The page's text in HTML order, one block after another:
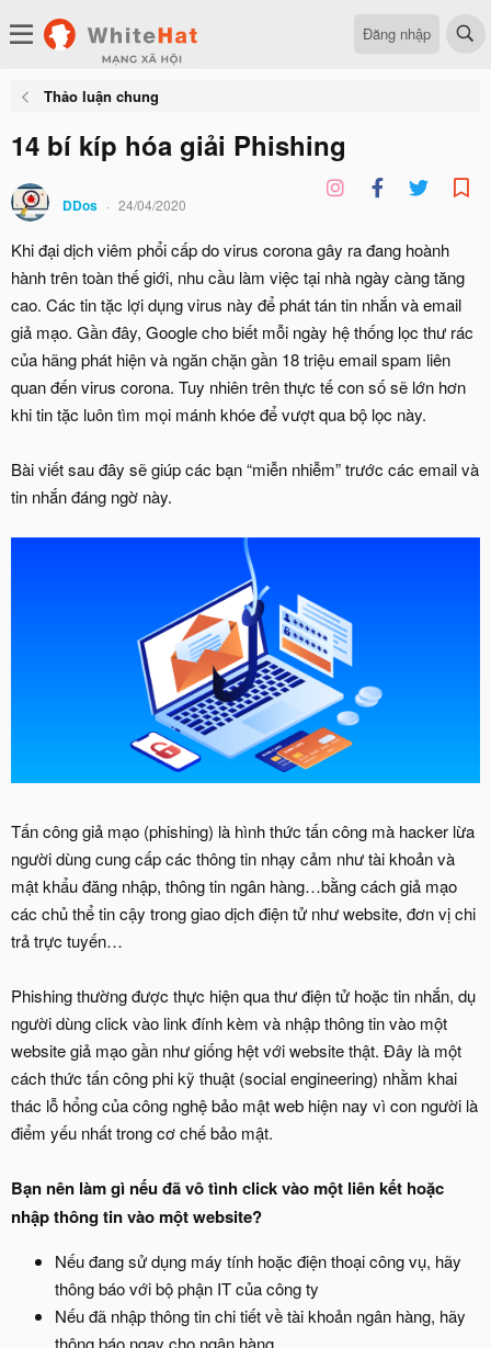
Đăng nhập
Thảo luận chung
14 bí kíp hóa giải Phishing
DDos 24/04/2020
Khi đại dịch viêm phổi cấp do virus corona gây ra đang hoành
hành trên toàn thế giới, nhu cầu làm việc tại nhà ngày càng tăng
cao. Các tin tặc lợi dụng virus này để phát tán tin nhắn và email
giả mạo. Gần đây, Google cho biết mỗi ngày hệ thống lọc thư rác
của hãng phát hiện và ngăn chặn gần 18 triệu email spam liên
quan đến virus corona. Tuy nhiên trên thực tế con số sẽ lớn hơn
khi tin tặc luôn tìm mọi mánh khóe để vượt qua bộ lọc này.
Bài viết sau đây sẽ giúp các bạn “miễn nhiễm” trước các email và
tin nhắn đáng ngờ này.
Tấn công giả mạo (phishing) là hình thức tấn công mà hacker lừa
người dùng cung cấp các thông tin nhạy cảm như tài khoản và
mật khẩu đăng nhập, thông tin ngân hàng…bằng cách giả mạo
các chủ thể tin cậy trong giao dịch điện tử như website, đơn vị chi
trả trực tuyến…
Phishing thường được thực hiện qua thư điện tử hoặc tin nhắn, dụ
người dùng click vào link đính kèm và nhập thông tin vào một
website giả mạo gần như giống hệt với website thật. Đây là một
cách thức tấn công phi kỹ thuật (social engineering) nhằm khai
thác lỗ hổng của công nghệ bảo mật web hiện nay vì con người là
điểm yếu nhất trong cơ chế bảo mật.
Bạn nên làm gì nếu đã vô tình click vào một liên kết hoặc
nhập thông tin vào một website?
Nếu đang sử dụng máy tính hoặc điện thoại công vụ, hãy
thông báo với bộ phận IT của công ty
Nếu đã nhập thông tin chi tiết về tài khoản ngân hàng, hãy
thông báo ngay cho ngân hàng